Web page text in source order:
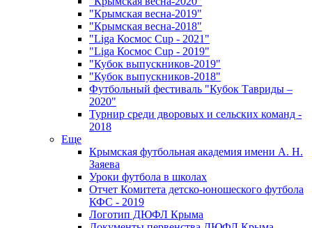
"Крымская весна-2019"
"Крымская весна-2018"
"Liga Космос Cup - 2021"
"Liga Космос Cup - 2019"
"Кубок выпускников-2019"
"Кубок выпускников-2018"
Футбольный фестиваль "Кубок Тавриды –
2020"
Турнир среди дворовых и сельских команд -
2018
Еще
Крымская футбольная академия имени А. Н.
Заяева
Уроки футбола в школах
Отчет Комитета детско-юношеского футбола
КФС - 2019
Логотип ДЮФЛ Крыма